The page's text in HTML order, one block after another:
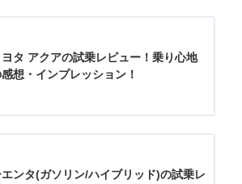
ヨタ アクアの試乗レビュー！乗り心地
想・インプレッション！
エンタ(ガソリン/ハイブリッド)の試乗レ